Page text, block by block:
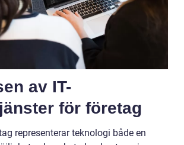
av IT-
för företag
representerar teknologi både en